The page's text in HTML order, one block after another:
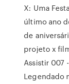
X: Uma
último ano
de
projeto x
Assistir 007
Legendado